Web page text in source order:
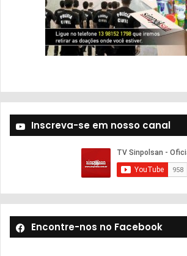
Inscreva-se em nosso canal
Encontre-nos no Facebook